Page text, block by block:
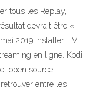
tous les Replay,
devrait être «
2019 Installer TV
en ligne. Kodi
open source
entre les